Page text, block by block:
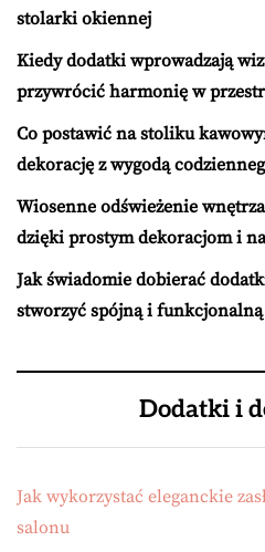
stolarki okiennej
Kiedy dodatki wprowadzają
przywrócić harmonię w
Co postawić na stoliku
dekorację z wygodą
Wiosenne odświeżenie
dzięki prostym dekoracjom i
Jak świadomie dobierać
stworzyć spójną i funkcjonalną
Dodatki i
Jak wykorzystać eleganckie
salonu